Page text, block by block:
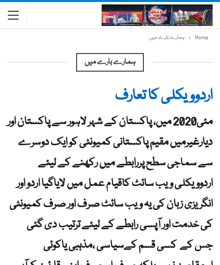
Home ہمارے بارے میں
ہمارے بارے میں
اردوویکلی کا تعارف
مئی2020 میں، پاکستان کے شہر لاہور سے پاکستان اور
دیارغیرمیں مقیم پاکستانی کمیونٹی کو ایک دوسرے
سے سماجی سطح پررابطے میں رکھنے کے لیئے
اردوویکلی ویب سائٹ کاقیام عمل میں لایاگیا اردو اور
انگریزی زبان کی یہ ویب سائٹ صرف اور صرف کمیونٹی
کی خدمت اور آپسی رابطے کے لیئے ترتیب دی گئی
جس کے کسی قسم کےسیاسی ،مذہبی یاکوئی